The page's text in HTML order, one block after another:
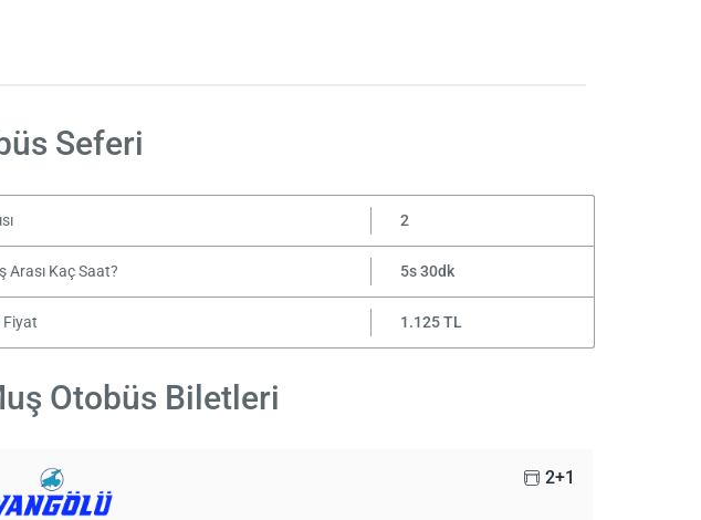
Seferi
2
Arası Kaç Saat? 5s 30dk
1.125 TL
Otobüs Biletleri
2+1